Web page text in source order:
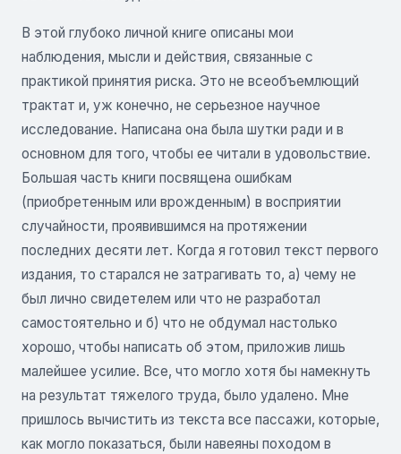
В этой глубоко личной книге описаны мои
наблюдения, мысли и действия, связанные с
практикой принятия риска. Это не всеобъемлющий
трактат и, уж конечно, не серьезное научное
исследование. Написана она была шутки ради и в
основном для того, чтобы ее читали в удовольствие.
Большая часть книги посвящена ошибкам
(приобретенным или врожденным) в восприятии
случайности, проявившимся на протяжении
последних десяти лет. Когда я готовил текст первого
издания, то старался не затрагивать то, а) чему не
был лично свидетелем или что не разработал
самостоятельно и б) что не обдумал настолько
хорошо, чтобы написать об этом, приложив лишь
малейшее усилие. Все, что могло хотя бы намекнуть
на результат тяжелого труда, было удалено. Мне
пришлось вычистить из текста все пассажи, которые,
как могло показаться, были навеяны походом в